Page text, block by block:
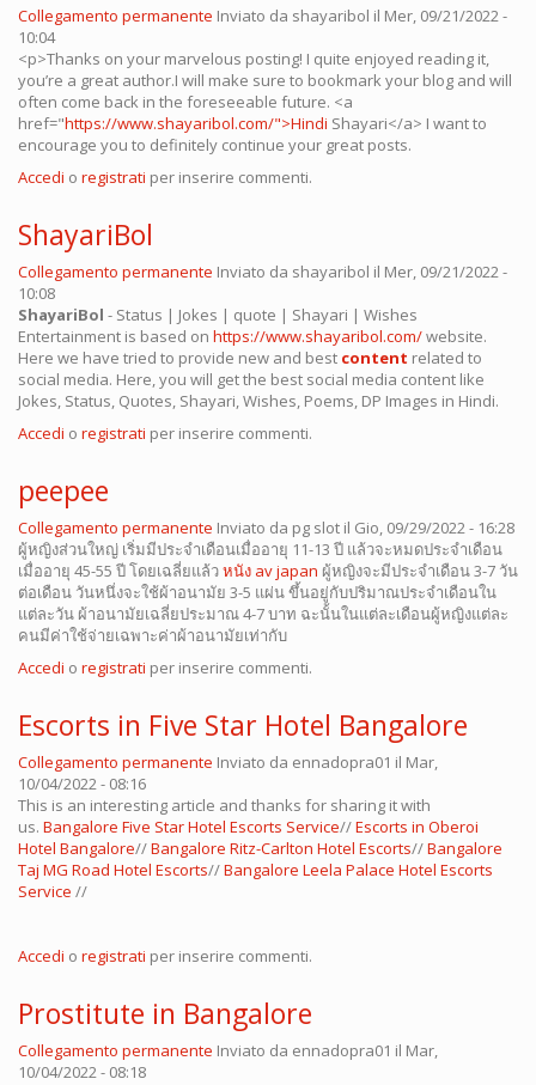
Collegamento permanente Inviato da shayaribol il Mer, 09/21/2022 -
10:04
<p>Thanks on your marvelous posting! I quite enjoyed reading it,
you’re a great author.I will make sure to bookmark your blog and will
often come back in the foreseeable future. <a
href="https://www.shayaribol.com/">Hindi Shayari</a> I want to
encourage you to definitely continue your great posts.
Accedi o registrati per inserire commenti.
ShayariBol
Collegamento permanente Inviato da shayaribol il Mer, 09/21/2022 -
10:08
ShayariBol - Status | Jokes | quote | Shayari | Wishes
Entertainment is based on https://www.shayaribol.com/website.
Here we have tried to provide new and best content related to
social media. Here, you will get the best social media content like
Jokes, Status, Quotes, Shayari, Wishes, Poems, DP Images in Hindi.
Accedi o registrati per inserire commenti.
peepee
Collegamento permanente Inviato da pg slot il Gio, 09/29/2022 - 16:28
ผู้หญิงส่วนใหญ่ เริ่มมีประจำเดือนเมื่ออายุ 11-13 ปี แล้วจะหมดประจำเดือน
เมื่ออายุ 45-55 ปี โดยเฉลี่ยแล้วหนัง av japan ผู้หญิงจะมีประจำเดือน 3-7 วัน
ต่อเดือน วันหนึ่งจะใช้ผ้าอนามัย 3-5 แผ่น ขึ้นอยู่กับปริมาณประจำเดือนใน
แต่ละวัน ผ้าอนามัยเฉลี่ยประมาณ 4-7 บาท ฉะนั้นในแต่ละเดือนผู้หญิงแต่ละ
คนมีค่าใช้จ่ายเฉพาะค่าผ้าอนามัยเท่ากับ
Accedi o registrati per inserire commenti.
Escorts in Five Star Hotel Bangalore
Collegamento permanente Inviato da ennadopra01 il Mar,
10/04/2022 - 08:16
This is an interesting article and thanks for sharing it with
us. Bangalore Five Star Hotel Escorts Service//Escorts in Oberoi
Hotel Bangalore//Bangalore Ritz-Carlton Hotel Escorts//Bangalore
Taj MG Road Hotel Escorts//Bangalore Leela Palace Hotel Escorts
Service //
Accedi o registrati per inserire commenti.
Prostitute in Bangalore
Collegamento permanente Inviato da ennadopra01 il Mar,
10/04/2022 - 08:18